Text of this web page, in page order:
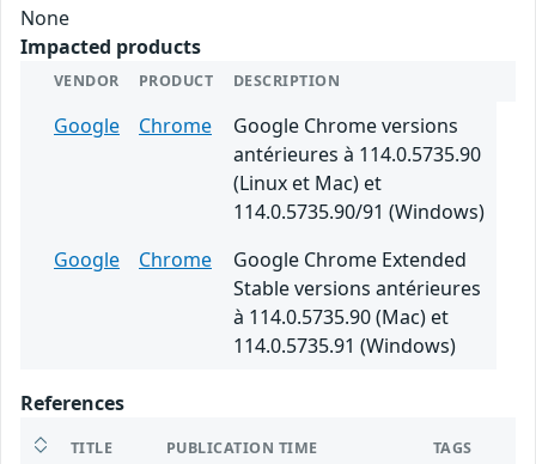
None
Impacted products
VENDOR PRODUCT DESCRIPTION
Google Chrome
Google Chrome versions
antérieures à 114.0.5735.90
(Linux et Mac) et
114.0.5735.90/91 (Windows)
Google
Chrome
Google Chrome Extended
Stable versions antérieures
à 114.0.5735.90 (Mac) et
114.0.5735.91 (Windows)
References
TITLE PUBLICATION TIME TAGS